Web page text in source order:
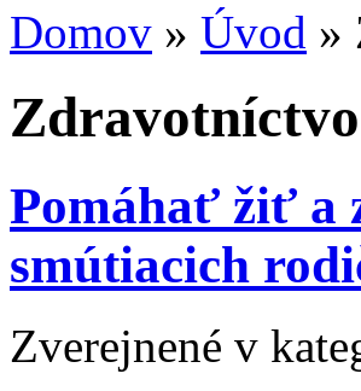
Domov » Úvod »
Zdravotníctvo
Pomáhať žiť a
smútiacich
Zverejnené v